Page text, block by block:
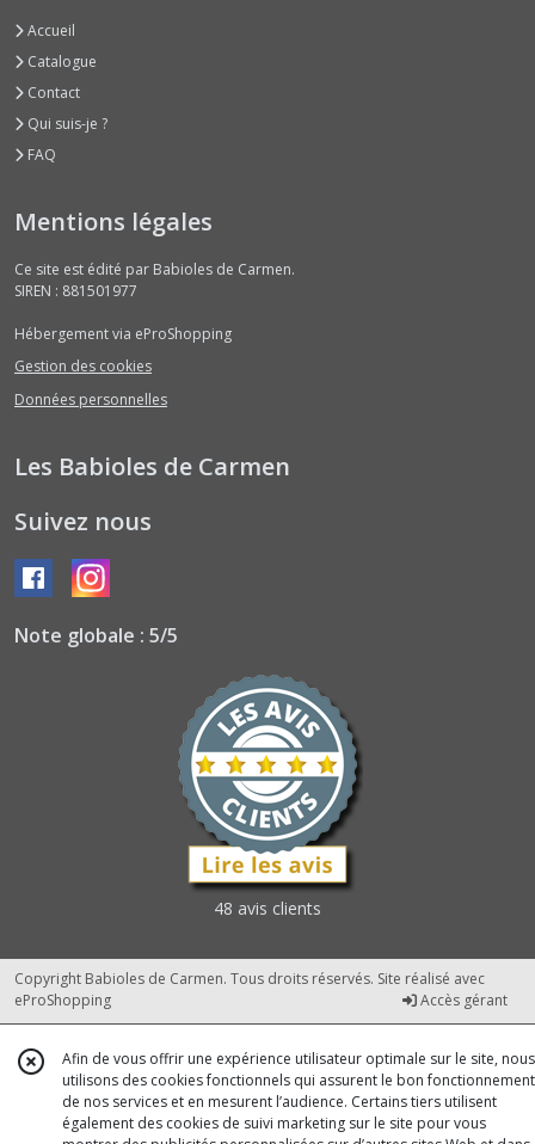
Accueil
Catalogue
Contact
Qui suis-je ?
FAQ
Mentions légales
Ce site est édité par Babioles de Carmen.
SIREN : 881501977
Hébergement via eProShopping
Gestion des cookies
Données personnelles
Les Babioles de Carmen
Suivez nous
Note globale : 5/5
48 avis clients
Copyright Babioles de Carmen. Tous droits réservés. Site réalisé avec
eProShopping
Accès gérant
Afin de vous offrir une expérience utilisateur optimale sur le site, nous
utilisons des cookies fonctionnels qui assurent le bon fonctionnement
de nos services et en mesurent l’audience. Certains tiers utilisent
également des cookies de suivi marketing sur le site pour vous